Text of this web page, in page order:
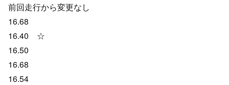
前回走行から変更なし
16.68
16.40 ☆
16.50
16.68
16.54